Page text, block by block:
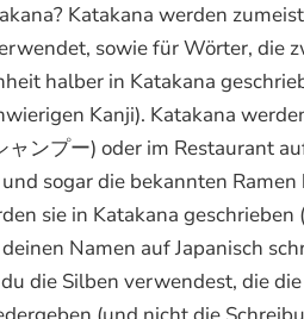
Katakana werden
sowie für Wörter, die
halber in Katakana
Kanji). Katakana
ャンプー) oder im Restaurant
sogar die bekannten
sie in Katakana geschrieben
Namen auf Japanisch
die Silben verwendest, die